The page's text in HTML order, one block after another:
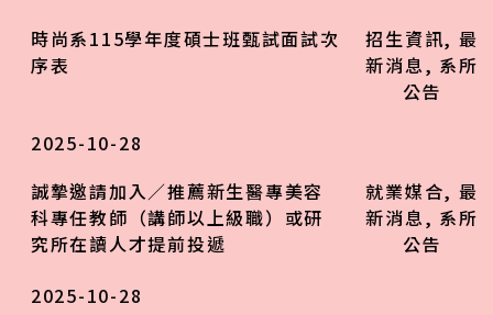
時尚系115學年度碩士班甄試面試次
序表
招生資訊, 最
新消息, 系所
公告
2025-10-28
誠摯邀請加入／推薦新生醫專美容
科專任教師（講師以上級職）或研
究所在讀人才提前投遞
就業媒合, 最
新消息, 系所
公告
2025-10-28